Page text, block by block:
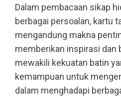
Dalam pembacaan sikap
berbagai persoalan, kartu
mengandung makna
memberikan inspirasi dan
mewakili kekuatan batin
kemampuan untuk
dalam menghadapi